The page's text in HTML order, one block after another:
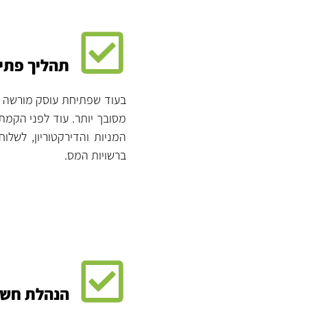
תהליך
בעוד שפתיחת עוסק מורשה
מסובך יותר. עוד לפני
המניות והדירקטוריון,
ברשויות המס.
הנהלת